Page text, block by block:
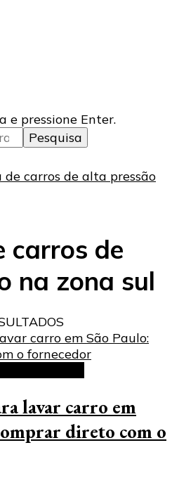
e pressione Enter.
de carros de alta pressão
carros de
na zona sul
lavar carro em
direto com o